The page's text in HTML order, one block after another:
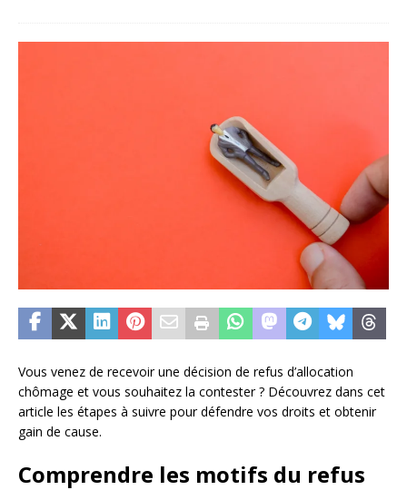
Vous venez de recevoir une décision de refus d’allocation
chômage et vous souhaitez la contester ? Découvrez dans cet
article les étapes à suivre pour défendre vos droits et obtenir
gain de cause.
Comprendre les motifs du refus